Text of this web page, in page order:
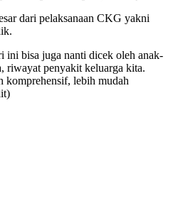
dari pelaksanaan CKG yakni
ini bisa juga nanti dicek oleh anak-
riwayat penyakit keluarga kita.
komprehensif, lebih mudah